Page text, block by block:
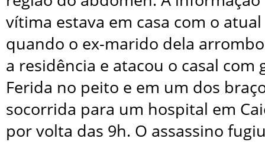
vítima estava em casa com o
quando o ex-marido dela
a residência e atacou o casal com
Ferida no peito e em um dos
socorrida para um hospital em
por volta das 9h. O assassino